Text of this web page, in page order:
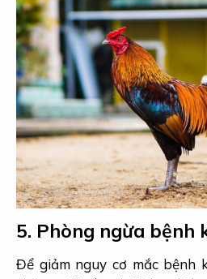
5. Phòng ngừa bệnh
Để giảm nguy cơ mắc bệnh